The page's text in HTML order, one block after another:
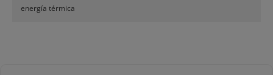
energía térmica